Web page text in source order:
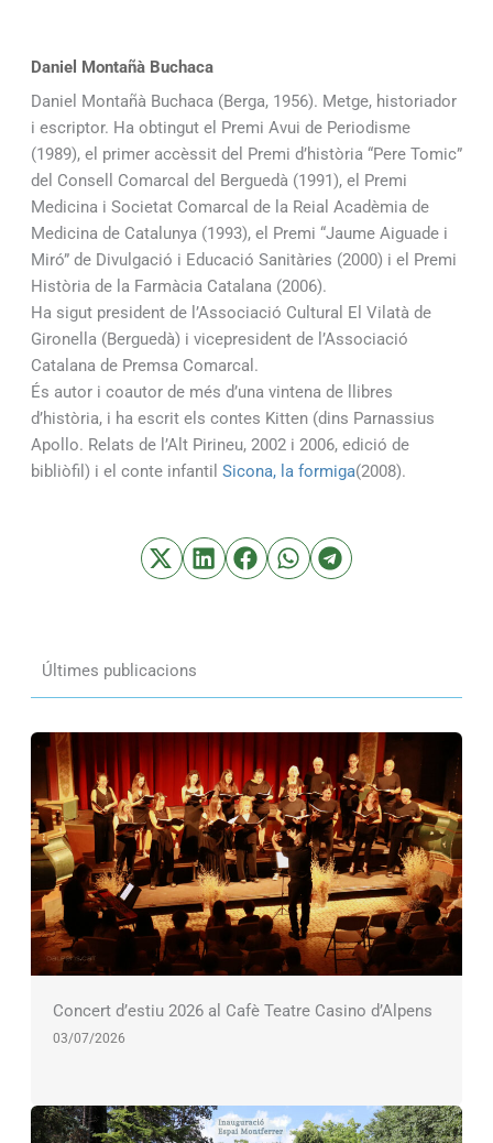
Daniel Montañà Buchaca
Daniel Montañà Buchaca (Berga, 1956). Metge, historiador
i escriptor. Ha obtingut el Premi Avui de Periodisme
(1989), el primer accèssit del Premi d’història “Pere Tomic”
del Consell Comarcal del Berguedà (1991), el Premi
Medicina i Societat Comarcal de la Reial Acadèmia de
Medicina de Catalunya (1993), el Premi “Jaume Aiguade i
Miró” de Divulgació i Educació Sanitàries (2000) i el Premi
Història de la Farmàcia Catalana (2006).
Ha sigut president de l’Associació Cultural El Vilatà de
Gironella (Berguedà) i vicepresident de l’Associació
Catalana de Premsa Comarcal.
És autor i coautor de més d’una vintena de llibres
d’història, i ha escrit els contes Kitten (dins Parnassius
Apollo. Relats de l’Alt Pirineu, 2002 i 2006, edició de
bibliòfil) i el conte infantil Sicona, la formiga(2008).
Últimes publicacions
Concert d’estiu 2026 al Cafè Teatre Casino d’Alpens
03/07/2026